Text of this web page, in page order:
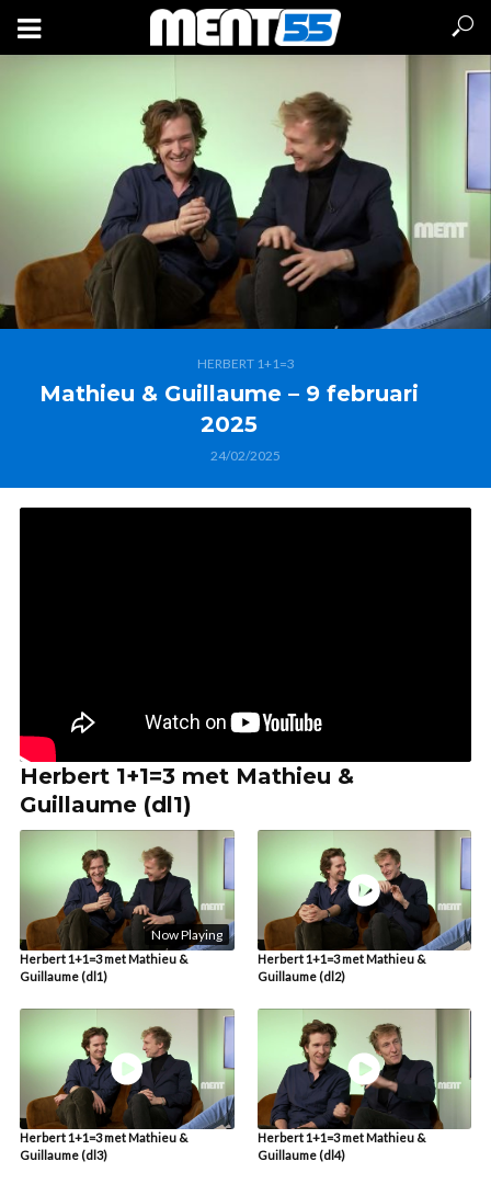
HERBERT 1+1=3
Mathieu & Guillaume – 9 februari
2025
24/02/2025
Herbert 1+1=3 met Mathieu &
Guillaume (dl1)
Now Playing
Herbert 1+1=3 met Mathieu &
Guillaume (dl1)
Herbert 1+1=3 met Mathieu &
Guillaume (dl2)
Herbert 1+1=3 met Mathieu &
Guillaume (dl3)
Herbert 1+1=3 met Mathieu &
Guillaume (dl4)